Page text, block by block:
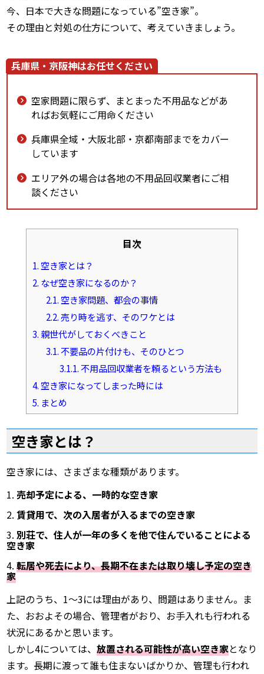
今、日本で大きな問題になっている”空き家”。
その理由と対処の仕方について、考えていきましょう。
兵庫県・京阪神はお任せください
空家問題に限らず、まとまった不用品などがあ
ればお気軽にご用命ください
兵庫県全域・大阪北部・京都南部までをカバー
しています
エリア外の場合は各地の不用品回収業者にご相
談ください
目次
1. 空き家とは？
2. なぜ空き家になるのか？
2.1. 空き家問題、都会の事情
2.2.売り時を逃す、そのワケとは
3. 親世代がしておくべきこと
3.1. 不要品の片付けも、そのひとつ
3.1.1. 不用品回収業者を頼るという方法も
4. 空き家になってしまった時には
5. まとめ
空き家とは？
空き家には、さまざまな種類があります。
売却予定による、一時的な空き家
賃貸用で、次の入居者が入るまでの空き家
別荘で、住人が一年の多くを他で住んでいることによる
空き家
転居や死去により、長期不在または取り壊し予定の空き
家
上記のうち、1～3には理由があり、問題はありません。ま
た、おおよその場合、管理者がおり、お手入れも行われる
状況にあるかと思います。
しかし4については、放置される可能性が高い空き家となり
ます。長期に渡って誰も住まないばかりか、管理も行われ